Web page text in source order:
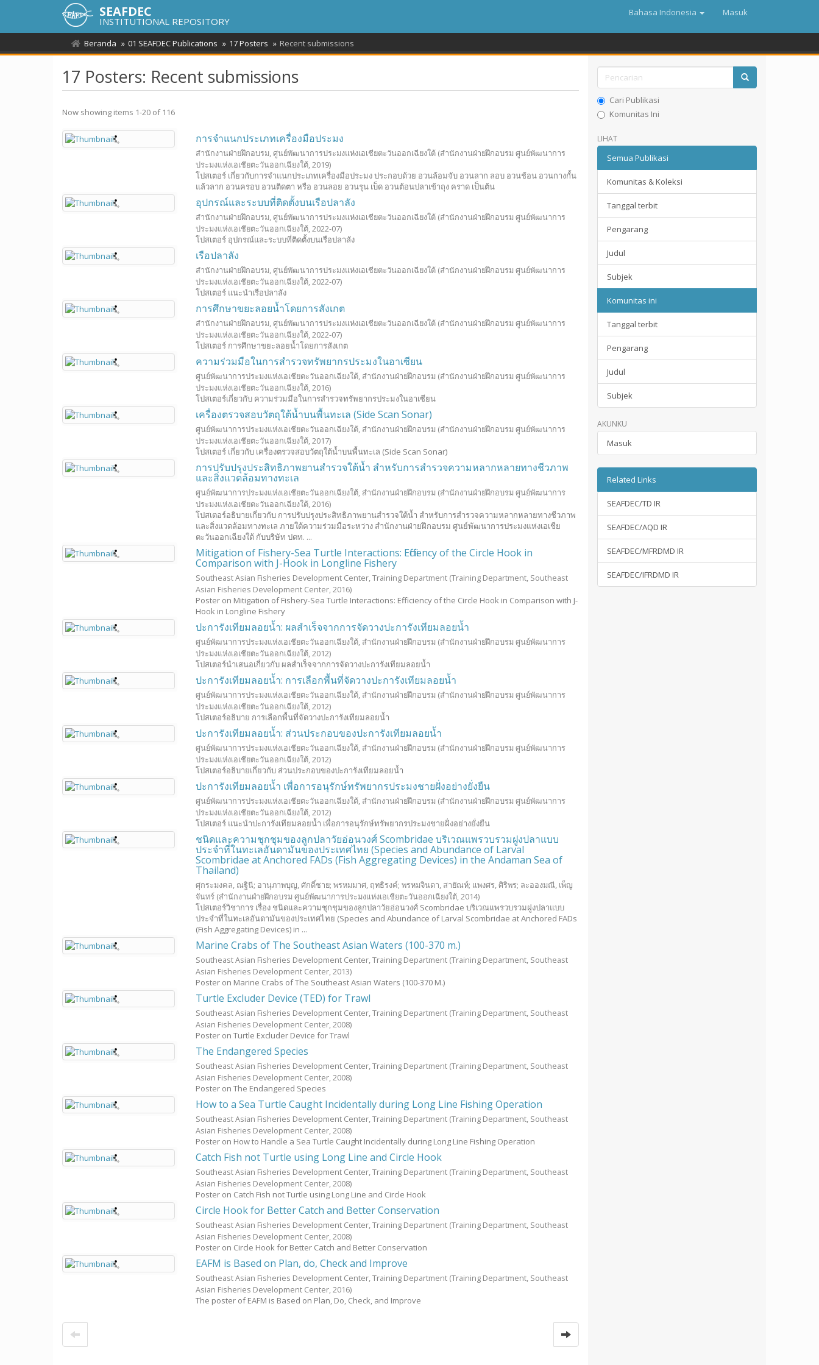
SEAFDEC
INSTITUTIONAL REPOSITORY
Bahasa Indonesia Masuk
Beranda 01 SEAFDEC Publications 17 Posters Recent submissions
17 Posters: Recent submissions
Now showing items 1-20 of 116
การจำแนกประเภทเครื่องมือประมง
สำนักงานฝ่ายฝึกอบรม, ศูนย์พัฒนาการประมงแห่งเอเชียตะวันออกเฉียงใต้ (สำนักงานฝ่ายฝึกอบรม ศูนย์พัฒนาการ
ประมงแห่งเอเชียตะวันออกเฉียงใต้,2019)
โปสเตอร์ เกี่ยวกับการจำแนกประเภทเครื่องมือประมง ประกอบด้วย อวนล้อมจับ อวนลาก ลอบ อวนช้อน อวนกางกั้น
แล้วลาก อวนครอบ อวนติดตา หรือ อวนลอย อวนรุน เบ็ด อวนต้อนปลาเข้าถุง คราด เป็นต้น
อุปกรณ์และระบบที่ติดตั้งบนเรือปลาลัง
สำนักงานฝ่ายฝึกอบรม, ศูนย์พัฒนาการประมงแห่งเอเชียตะวันออกเฉียงใต้ (สำนักงานฝ่ายฝึกอบรม ศูนย์พัฒนาการ
ประมงแห่งเอเชียตะวันออกเฉียงใต้,2022-07)
โปสเตอร์ อุปกรณ์และระบบที่ติดตั้งบนเรือปลาลัง
เรือปลาลัง
สำนักงานฝ่ายฝึกอบรม, ศูนย์พัฒนาการประมงแห่งเอเชียตะวันออกเฉียงใต้ (สำนักงานฝ่ายฝึกอบรม ศูนย์พัฒนาการ
ประมงแห่งเอเชียตะวันออกเฉียงใต้,2022-07)
โปสเตอร์ แนะนำเรือปลาลัง
การศึกษาขยะลอยน้ำโดยการสังเกต
สำนักงานฝ่ายฝึกอบรม, ศูนย์พัฒนาการประมงแห่งเอเชียตะวันออกเฉียงใต้ (สำนักงานฝ่ายฝึกอบรม ศูนย์พัฒนาการ
ประมงแห่งเอเชียตะวันออกเฉียงใต้,2022-07)
โปสเตอร์ การศึกษาขยะลอยน้ำโดยการสังเกต
ความร่วมมือในการสำรวจทรัพยากรประมงในอาเซียน
ศูนย์พัฒนาการประมงแห่งเอเชียตะวันออกเฉียงใต้, สำนักงานฝ่ายฝึกอบรม (สำนักงานฝ่ายฝึกอบรม ศูนย์พัฒนาการ
ประมงแห่งเอเชียตะวันออกเฉียงใต้,2016)
โปสเตอร์เกี่ยวกับ ความร่วมมือในการสำรวจทรัพยากรประมงในอาเซียน
เครื่องตรวจสอบวัตถุใต้น้ำบนพื้นทะเล (Side Scan Sonar)
ศูนย์พัฒนาการประมงแห่งเอเชียตะวันออกเฉียงใต้, สำนักงานฝ่ายฝึกอบรม (สำนักงานฝ่ายฝึกอบรม ศูนย์พัฒนาการ
ประมงแห่งเอเชียตะวันออกเฉียงใต้,2017)
โปสเตอร์ เกี่ยวกับ เครื่องตรวจสอบวัตถุใต้น้ำบนพื้นทะเล (Side Scan Sonar)
การปรับปรุงประสิทธิภาพยานสำรวจใต้น้ำ สำหรับการสำรวจความหลากหลายทางชีวภาพ
และสิ่งแวดล้อมทางทะเล
ศูนย์พัฒนาการประมงแห่งเอเชียตะวันออกเฉียงใต้, สำนักงานฝ่ายฝึกอบรม (สำนักงานฝ่ายฝึกอบรม ศูนย์พัฒนาการ
ประมงแห่งเอเชียตะวันออกเฉียงใต้,2016)
โปสเตอร์อธิบายเกี่ยวกับ การปรับปรุงประสิทธิภาพยานสำรวจใต้น้ำ สำหรับการสำรวจความหลากหลายทางชีวภาพ
และสิ่งแวดล้อมทางทะเล ภายใต้ความร่วมมือระหว่าง สำนักงานฝ่ายฝึกอบรม ศูนย์พัฒนาการประมงแห่งเอเชีย
ตะวันออกเฉียงใต้ กับบริษัท ปตท. ...
Mitigation of Fishery-Sea Turtle Interactions: Efficiency of the Circle Hook in
Comparison with J-Hook in Longline Fishery
Southeast Asian Fisheries Development Center, Training Department (Training Department, Southeast
Asian Fisheries Development Center,2016)
Poster on Mitigation of Fishery-Sea Turtle Interactions: Efficiency of the Circle Hook in Comparison with J-
Hook in Longline Fishery
ปะการังเทียมลอยน้ำ: ผลสำเร็จจากการจัดวางปะการังเทียมลอยน้ำ
ศูนย์พัฒนาการประมงแห่งเอเชียตะวันออกเฉียงใต้, สำนักงานฝ่ายฝึกอบรม (สำนักงานฝ่ายฝึกอบรม ศูนย์พัฒนาการ
ประมงแห่งเอเชียตะวันออกเฉียงใต้,2012)
โปสเตอร์นำเสนอเกี่ยวกับ ผลสำเร็จจากการจัดวางปะการังเทียมลอยน้ำ
ปะการังเทียมลอยน้ำ: การเลือกพื้นที่จัดวางปะการังเทียมลอยน้ำ
ศูนย์พัฒนาการประมงแห่งเอเชียตะวันออกเฉียงใต้, สำนักงานฝ่ายฝึกอบรม (สำนักงานฝ่ายฝึกอบรม ศูนย์พัฒนาการ
ประมงแห่งเอเชียตะวันออกเฉียงใต้,2012)
โปสเตอร์อธิบาย การเลือกพื้นที่จัดวางปะการังเทียมลอยน้ำ
ปะการังเทียมลอยน้ำ: ส่วนประกอบของปะการังเทียมลอยน้ำ
ศูนย์พัฒนาการประมงแห่งเอเชียตะวันออกเฉียงใต้, สำนักงานฝ่ายฝึกอบรม (สำนักงานฝ่ายฝึกอบรม ศูนย์พัฒนาการ
ประมงแห่งเอเชียตะวันออกเฉียงใต้,2012)
โปสเตอร์อธิบายเกี่ยวกับ ส่วนประกอบของปะการังเทียมลอยน้ำ
ปะการังเทียมลอยน้ำ เพื่อการอนุรักษ์ทรัพยากรประมงชายฝั่งอย่างยั่งยืน
ศูนย์พัฒนาการประมงแห่งเอเชียตะวันออกเฉียงใต้, สำนักงานฝ่ายฝึกอบรม (สำนักงานฝ่ายฝึกอบรม ศูนย์พัฒนาการ
ประมงแห่งเอเชียตะวันออกเฉียงใต้,2012)
โปสเตอร์ แนะนำปะการังเทียมลอยน้ำ เพื่อการอนุรักษ์ทรัพยากรประมงชายฝั่งอย่างยั่งยืน
ชนิดและความชุกชุมของลูกปลาวัยอ่อนวงศ์ Scombridae บริเวณแพรวบรวมฝูงปลาแบบ
ประจำที่ในทะเลอันดามันของประเทศไทย (Species and Abundance of Larval
Scombridae at Anchored FADs (Fish Aggregating Devices) in the Andaman Sea of
Thailand)
ศุกระมงคล, ณฐินี; อานุภาพบุญ, ศักดิ์ชาย;พรหมมาศ, ฤทธิรงค์;พรหมจินดา, สายัณห์; แพงศร, ศิริพร; ละอองมณี, เพ็ญ
จันทร์ (สำนักงานฝ่ายฝึกอบรม ศูนย์พัฒนาการประมงแห่งเอเชียตะวันออกเฉียงใต้,2014)
โปสเตอร์วิชาการ เรื่อง ชนิดและความชุกชุมของลูกปลาวัยอ่อนวงศ์ Scombridae บริเวณแพรวบรวมฝูงปลาแบบ
ประจำที่ในทะเลอันดามันของประเทศไทย (Species and Abundance of Larval Scombridae at Anchored FADs
(Fish Aggregating Devices) in ...
Marine Crabs of The Southeast Asian Waters (100-370 m.)
Southeast Asian Fisheries Development Center, Training Department (Training Department, Southeast
Asian Fisheries Development Center,2013)
Poster on Marine Crabs of The Southeast Asian Waters (100-370 M.)
Turtle Excluder Device (TED) for Trawl
Southeast Asian Fisheries Development Center, Training Department (Training Department, Southeast
Asian Fisheries Development Center,2008)
Poster on Turtle Excluder Device for Trawl
The Endangered Species
Southeast Asian Fisheries Development Center, Training Department (Training Department, Southeast
Asian Fisheries Development Center,2008)
Poster on The Endangered Species
How to a Sea Turtle Caught Incidentally during Long Line Fishing Operation
Southeast Asian Fisheries Development Center, Training Department (Training Department, Southeast
Asian Fisheries Development Center,2008)
Poster on How to Handle a Sea Turtle Caught Incidentally during Long Line Fishing Operation
Catch Fish not Turtle using Long Line and Circle Hook
Southeast Asian Fisheries Development Center, Training Department (Training Department, Southeast
Asian Fisheries Development Center,2008)
Poster on Catch Fish not Turtle using Long Line and Circle Hook
Circle Hook for Better Catch and Better Conservation
Southeast Asian Fisheries Development Center, Training Department (Training Department, Southeast
Asian Fisheries Development Center,2008)
Poster on Circle Hook for Better Catch and Better Conservation
EAFM is Based on Plan, do, Check and Improve
Southeast Asian Fisheries Development Center, Training Department (Training Department, Southeast
Asian Fisheries Development Center,2016)
The poster of EAFM is Based on Plan, Do, Check, and Improve
Cari Publikasi
Komunitas Ini
LIHAT
Semua Publikasi
Komunitas & Koleksi
Tanggal terbit
Pengarang
Judul
Subjek
Komunitas ini
Tanggal terbit
Pengarang
Judul
Subjek
AKUNKU
Masuk
Related Links
SEAFDEC/TD IR
SEAFDEC/AQD IR
SEAFDEC/MFRDMD IR
SEAFDEC/IFRDMD IR